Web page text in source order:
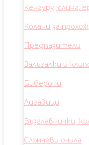
Кенгуру, слинг,
Колани за
Предпазители
Залъгалки и
Биберони
Лигавици
Възглавнички,
Слънчеви очила